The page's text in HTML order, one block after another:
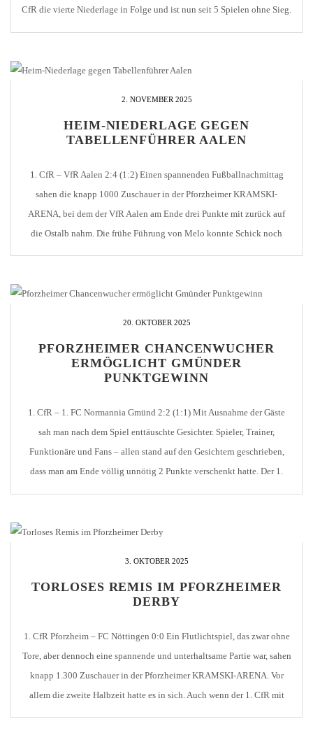
CfR die vierte Niederlage in Folge und ist nun seit 5 Spielen ohne Sieg.
2. NOVEMBER 2025
HEIM-NIEDERLAGE GEGEN
TABELLENFÜHRER AALEN
1. CfR – VfR Aalen 2:4 (1:2) Einen spannenden Fußballnachmittag
sahen die knapp 1000 Zuschauer in der Pforzheimer KRAMSKI-
ARENA, bei dem der VfR Aalen am Ende drei Punkte mit zurück auf
die Ostalb nahm. Die frühe Führung von Melo konnte Schick noch
20. OKTOBER 2025
PFORZHEIMER CHANCENWUCHER
ERMÖGLICHT GMÜNDER
PUNKTGEWINN
1. CfR – 1. FC Normannia Gmünd 2:2 (1:1) Mit Ausnahme der Gäste
sah man nach dem Spiel enttäuschte Gesichter. Spieler, Trainer,
Funktionäre und Fans – allen stand auf den Gesichtern geschrieben,
dass man am Ende völlig unnötig 2 Punkte verschenkt hatte. Der 1.
3. OKTOBER 2025
TORLOSES REMIS IM PFORZHEIMER
DERBY
1. CfR Pforzheim – FC Nöttingen 0:0 Ein Flutlichtspiel, das zwar ohne
Tore, aber dennoch eine spannende und unterhaltsame Partie war, sahen
knapp 1.300 Zuschauer in der Pforzheimer KRAMSKI-ARENA. Vor
allem die zweite Halbzeit hatte es in sich. Auch wenn der 1. CfR mit